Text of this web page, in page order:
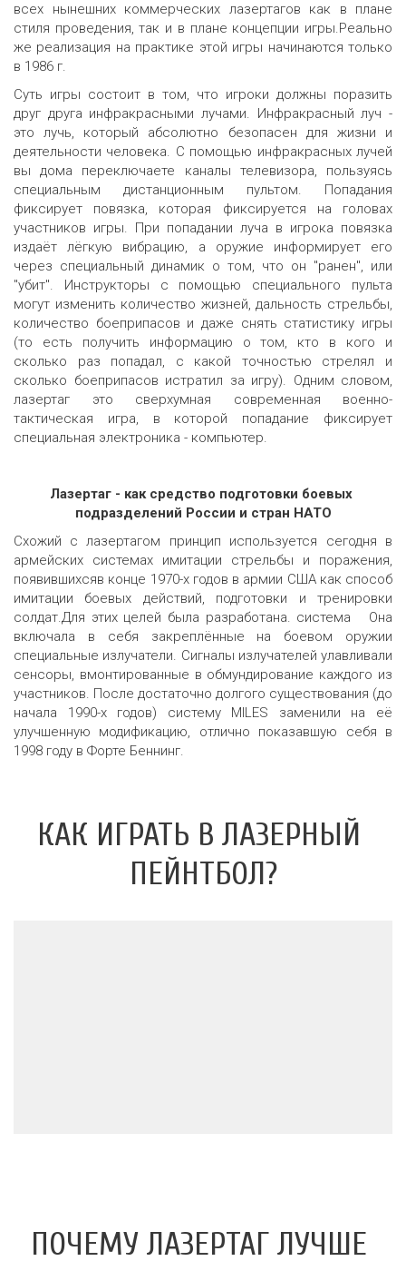
всех нынешних коммерческих лазертагов как в плане
стиля проведения, так и в плане концепции игры.Реально
же реализация на практике этой игры начинаются только
в 1986 г.
Суть игры состоит в том, что игроки должны поразить
друг друга инфракрасными лучами. Инфракрасный луч -
это лучь, который абсолютно безопасен для жизни и
деятельности человека. С помощью инфракрасных лучей
вы дома переключаете каналы телевизора, пользуясь
специальным дистанционным пультом. Попадания
фиксирует повязка, которая фиксируется на головах
участников игры. При попадании луча в игрока повязка
издаёт лёгкую вибрацию, а оружие информирует его
через специальный динамик о том, что он "ранен", или
"убит". Инструкторы с помощью специального пульта
могут изменить количество жизней, дальность стрельбы,
количество боеприпасов и даже снять статистику игры
(то есть получить информацию о том, кто в кого и
сколько раз попадал, с какой точностью стрелял и
сколько боеприпасов истратил за игру). Одним словом,
лазертаг это сверхумная современная военно-
тактическая игра, в которой попадание фиксирует
специальная электроника - компьютер.
Лазертаг - как средство подготовки боевых
подразделений России и стран НАТО
Схожий с лазертагом принцип используется сегодня в
армейских системах имитации стрельбы и поражения,
появившихсяв конце 1970-х годов в армии США как способ
имитации боевых действий, подготовки и тренировки
солдат.Для этих целей была разработана. система Она
включала в себя закреплённые на боевом оружии
специальные излучатели. Сигналы излучателей улавливали
сенсоры, вмонтированные в обмундирование каждого из
участников. После достаточно долгого существования (до
начала 1990-х годов) систему MILES заменили на её
улучшенную модификацию, отлично показавшую себя в
1998 году в Форте Беннинг.
КАК ИГРАТЬ В ЛАЗЕРНЫЙ
ПЕЙНТБОЛ?
ПОЧЕМУ ЛАЗЕРТАГ ЛУЧШЕ